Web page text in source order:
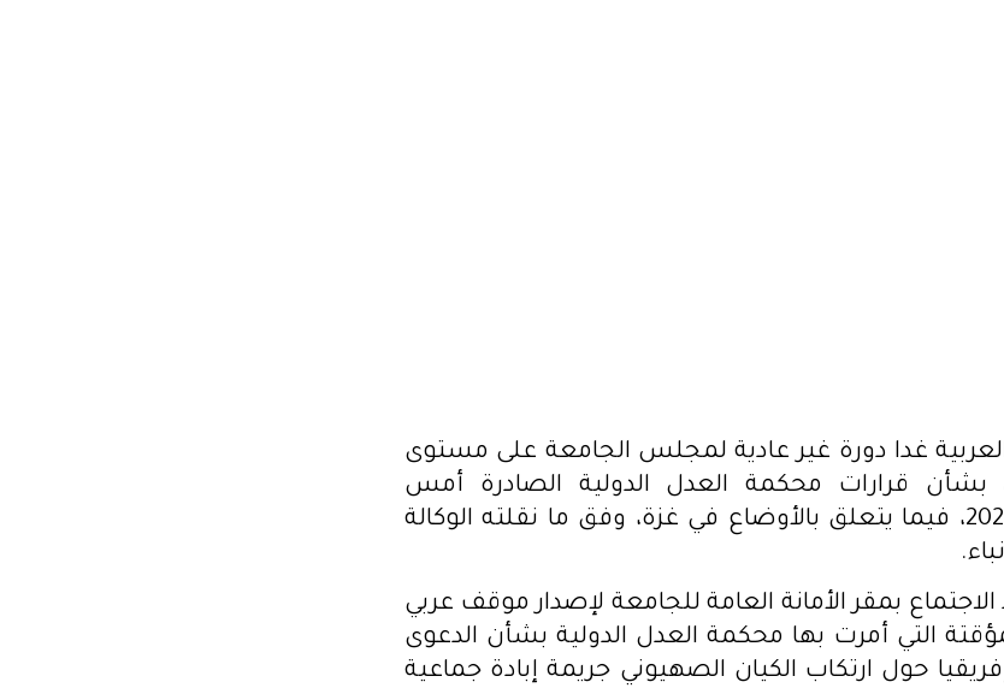
غدا دورة غير عادية لمجلس الجامعة على مستوى
بشأن قرارات محكمة العدل الدولية الصادرة أمس
الجمعة 26 جانفي 2024، فيما يتعلق بالأوضاع في غزة، وفق ما نقلته الوكالة
بمقر الأمانة العامة للجامعة لإصدار موقف عربي
التي أمرت بها محكمة العدل الدولية بشأن الدعوى
حول ارتكاب الكيان الصهيوني جريمة إبادة جماعية